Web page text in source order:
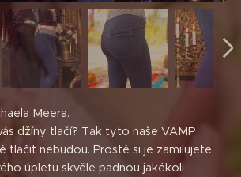
Meera.
džíny tlačí? Tak tyto naše VAMP
tlačit nebudou. Prostě si je zamilujete.
úpletu skvěle padnou jakékoli